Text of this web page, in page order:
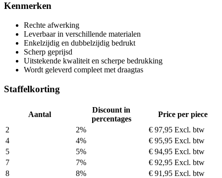
Kenmerken
Rechte afwerking
Leverbaar in verschillende materialen
Enkelzijdig en dubbelzijdig bedrukt
Scherp geprijsd
Uitstekende kwaliteit en scherpe bedrukking
Wordt geleverd compleet met draagtas
Staffelkorting
Aantal
Discount in
percentages
Price per piece
2
2% € 97,95 Excl. btw
4
4% € 95,95 Excl. btw
5
5% € 94,95 Excl. btw
7
7% € 92,95 Excl. btw
8
8% € 91,95 Excl. btw